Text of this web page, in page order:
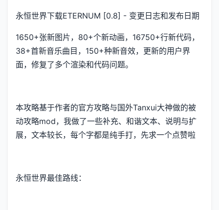
永恒世界下载ETERNUM [0.8] - 变更日志和发布日期
1650+张新图片，80+个新动画，16750+行新代码，
38+首新音乐曲目，150+种新音效，更新的用户界
面，修复了多个渲染和代码问题。
本攻略基于作者的官方攻略与国外Tanxui大神做的被
动攻略mod，我做了一些补充、和谐文本、说明与扩
展，文本较长，每个字都是纯手打，先求一个点赞啦
永恒世界最佳路线：